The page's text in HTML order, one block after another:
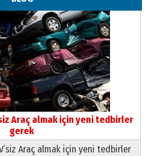
Araç almak için yeni tedbirler
gerek
Araç almak için yeni tedbirler